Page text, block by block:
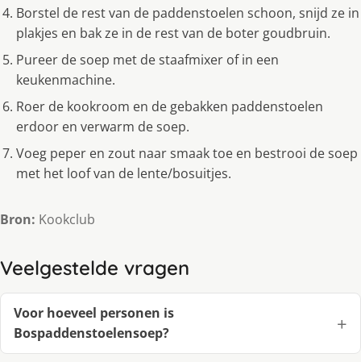
Borstel de rest van de paddenstoelen schoon, snijd ze in
plakjes en bak ze in de rest van de boter goudbruin.
Pureer de soep met de staafmixer of in een
keukenmachine.
Roer de kookroom en de gebakken paddenstoelen
erdoor en verwarm de soep.
Voeg peper en zout naar smaak toe en bestrooi de soep
met het loof van de lente/bosuitjes.
Bron: Kookclub
Veelgestelde vragen
Voor hoeveel personen is
Bospaddenstoelensoep?